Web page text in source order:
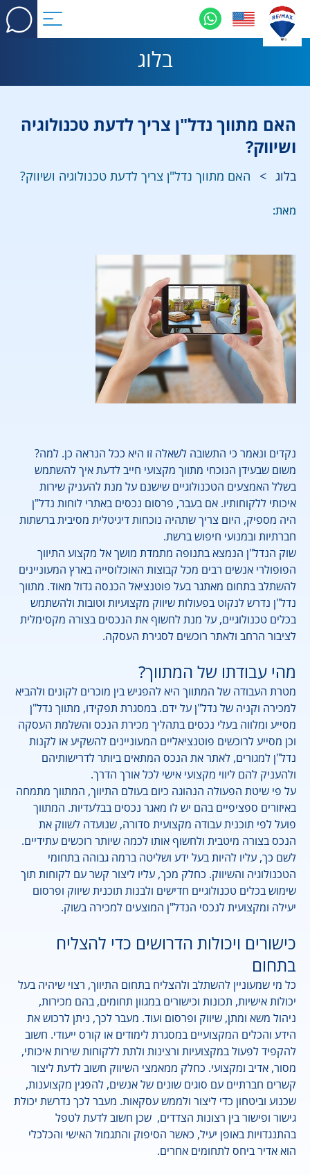
בלוג
האם מתווך נדל"ן צריך לדעת טכנולוגיה
ושיווק?
בלוג > האם מתווך נדל"ן צריך לדעת טכנולוגיה ושיווק?
מאת:
נקדים ונאמר כי התשובה לשאלה זו היא ככל הנראה כן. למה?
משום שבעידן הנוכחי מתווך מקצועי חייב לדעת איך להשתמש
בשלל האמצעים הטכנולוגיים שישנם על מנת להעניק שירות
איכותי ללקוחותיו. אם בעבר, פרסום נכסים באתרי לוחות נדל"ן
היה מספיק, היום צריך שתהיה נוכחות דיגיטלית מסיבית ברשתות
חברתיות ובמנועי חיפוש ברשת.
שוק הנדל"ן הנמצא בתנופה מתמדת מושך אל מקצוע התיווך
הפופולרי אנשים רבים מכל קבוצות האוכלוסייה בארץ המעוניינים
להשתלב בתחום מאתגר בעל פוטנציאל הכנסה גדול מאוד. מתווך
נדל"ן נדרש לנקוט בפעולות שיווק מקצועיות וטובות ולהשתמש
בכלים טכנולוגיים, על מנת לחשוף את הנכסים בצורה מקסימלית
לציבור הרחב ולאתר רוכשים לסגירת העסקה.
מהי עבודתו של המתווך?
מטרת העבודה של המתווך היא להפגיש בין מוכרים לקונים ולהביא
למכירה וקניה של נדל"ן על ידם. במסגרת תפקידו, מתווך נדל"ן
מסייע ומלווה בעלי נכסים בתהליך מכירת הנכס והשלמת העסקה
וכן מסייע לרוכשים פוטנציאליים המעוניינים להשקיע או לקנות
נדל"ן למגורים, לאתר את הנכס המתאים ביותר לדרישותיהם
ולהעניק להם ליווי מקצועי אישי לכל אורך הדרך.
על פי שיטת הפעולה הנהוגה כיום בעולם התיווך, המתווך מתמחה
באיזורים ספציפיים בהם יש לו מאגר נכסים בבלעדיות. המתווך
פועל לפי תוכנית עבודה מקצועית סדורה, שנועדה לשווק את
הנכס בצורה מיטבית ולחשוף אותו לכמה שיותר רוכשים עתידיים.
לשם כך, עליו להיות בעל ידע ושליטה ברמה גבוהה בתחומי
הטכנולוגיה והשיווק. כחלק מכך, עליו ליצור קשר עם לקוחות תוך
שימוש בכלים טכנולוגיים חדישים ולבנות תוכנית שיווק ופרסום
יעילה ומקצועית לנכסי הנדל"ן המוצעים למכירה בשוק.
כישורים ויכולות הדרושים כדי להצליח
בתחום
כל מי שמעוניין להשתלב ולהצליח בתחום התיווך, רצוי שיהיה בעל
יכולות אישיות, תכונות וכישורים במגוון תחומים, בהם מכירות,
ניהול משא ומתן, שיווק ופרסום ועוד. מעבר לכך, ניתן לרכוש את
הידע והכלים המקצועיים במסגרת לימודים או קורס ייעודי. חשוב
להקפיד לפעול במקצועיות ורצינות ולתת ללקוחות שירות איכותי,
מסור, אדיב ומקצועי. כחלק ממאמצי השיווק חשוב לדעת ליצור
קשרים חברתיים עם סוגים שונים של אנשים, להפגין מקצוענות,
שכנוע וביטחון כדי ליצור ולממש עסקאות. מעבר לכך נדרשת יכולת
גישור ופישור בין רצונות הצדדים, שכן חשוב לדעת לטפל
בהתנגדויות באופן יעיל, כאשר הסיפוק והתגמול האישי והכלכלי
הוא אדיר ביחס לתחומים אחרים.